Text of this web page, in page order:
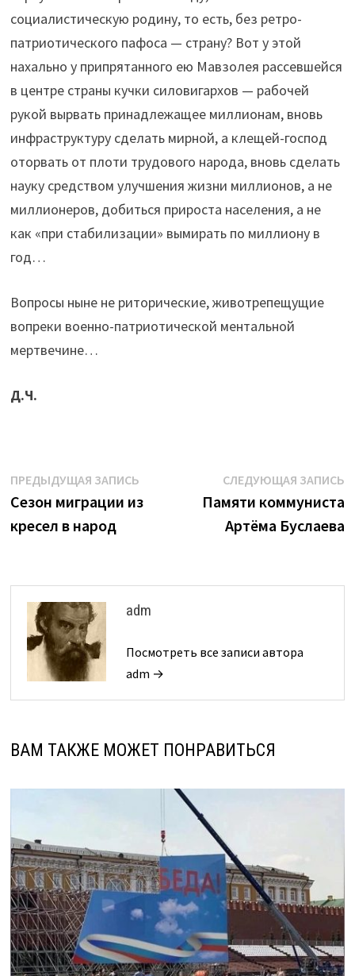
социалистическую родину, то есть, без ретро-
патриотического пафоса — страну? Вот у этой
нахально у припрятанного ею Мавзолея рассевшейся
в центре страны кучки силовигархов — рабочей
рукой вырвать принадлежащее миллионам, вновь
инфраструктуру сделать мирной, а клещей-господ
оторвать от плоти трудового народа, вновь сделать
науку средством улучшения жизни миллионов, а не
миллионеров, добиться прироста населения, а не
как «при стабилизации» вымирать по миллиону в
год…
Вопросы ныне не риторические, животрепещущие
вопреки военно-патриотической ментальной
мертвечине…
Д.Ч.
Навигация
по
записям
ПРЕДЫДУЩАЯ ЗАПИСЬПредыдущая
запись:
Сезон миграции из
кресел в народ
СЛЕДУЮЩАЯ ЗАПИСЬ
Памяти коммуниста
Артёма Буслаева
adm
Посмотреть все записи автора
adm →
ВАМ ТАКЖЕ МОЖЕТ ПОНРАВИТЬСЯ